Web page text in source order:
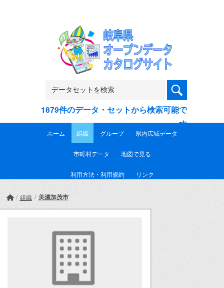
1879件のデータ・セットから検索可能で
す
ホーム 組織 グループ 県内広域データ
市町村データ 地図で見る
利用方法・利用規約 リンク
組織 美濃加茂市